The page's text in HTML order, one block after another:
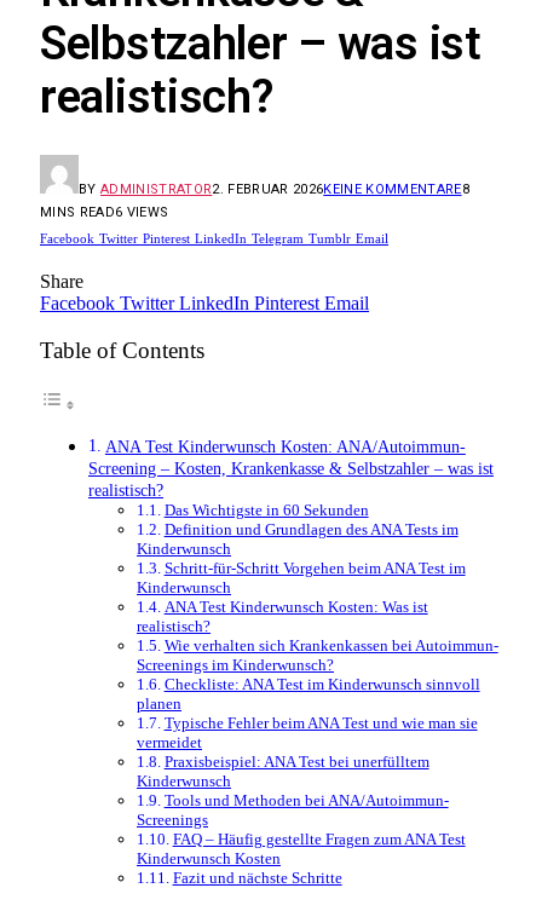
Selbstzahler – was ist
realistisch?
BY ADMINISTRATOR2. FEBRUAR 2026KEINE KOMMENTARE8
MINS READ6 VIEWS
Facebook Twitter Pinterest LinkedIn Telegram Tumblr Email
Share
Facebook Twitter LinkedIn Pinterest Email
Table of Contents
ANA Test Kinderwunsch Kosten: ANA/Autoimmun-
Screening – Kosten, Krankenkasse & Selbstzahler – was ist
realistisch?
Das Wichtigste in 60 Sekunden
Definition und Grundlagen des ANA Tests im
Kinderwunsch
Schritt-für-Schritt Vorgehen beim ANA Test im
Kinderwunsch
ANA Test Kinderwunsch Kosten: Was ist
realistisch?
Wie verhalten sich Krankenkassen bei Autoimmun-
Screenings im Kinderwunsch?
Checkliste: ANA Test im Kinderwunsch sinnvoll
planen
Typische Fehler beim ANA Test und wie man sie
vermeidet
Praxisbeispiel: ANA Test bei unerfülltem
Kinderwunsch
Tools und Methoden bei ANA/Autoimmun-
Screenings
FAQ – Häufig gestellte Fragen zum ANA Test
Kinderwunsch Kosten
Fazit und nächste Schritte